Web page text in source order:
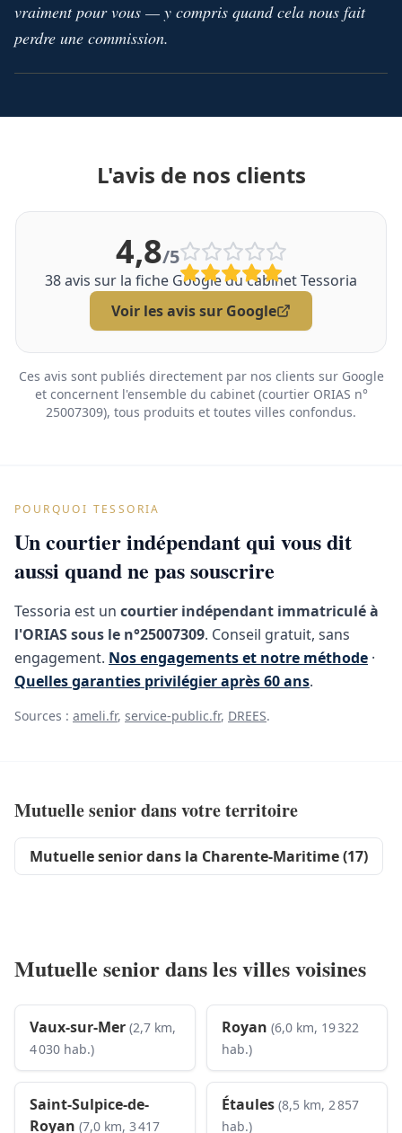
vraiment pour vous — y compris quand cela nous fait
perdre une commission.
L'avis de nos clients
4,8/5
38avis sur la fiche Google du cabinet Tessoria
Voir les avis sur Google
Ces avis sont publiés directement par nos clients sur Google
et concernent l'ensemble du cabinet (courtier ORIAS n°
25007309), tous produits et toutes villes confondus.
POURQUOI TESSORIA
Un courtier indépendant qui vous dit
aussi quand ne pas souscrire
Tessoria est un courtier indépendant immatriculé à
l'ORIAS sous le n°25007309. Conseil gratuit, sans
engagement. Nos engagements et notre méthode ·
Quelles garanties privilégier après 60 ans.
Sources : ameli.fr, service-public.fr, DREES.
Mutuelle senior dans votre territoire
Mutuelle senior dans la Charente-Maritime (17)
Mutuelle senior dans les villes voisines
Vaux-sur-Mer (2,7 km,
4 030 hab.)
Royan (6,0 km, 19 322
hab.)
Saint-Sulpice-de-
Royan (7,0 km, 3 417
Étaules (8,5 km, 2 857
hab.)